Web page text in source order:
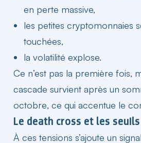
en perte massive,
les petites cryptomonnaies
touchées,
la volatilité explose.
Ce n’est pas la première fois,
cascade survient après un
octobre, ce qui accentue le
Le death cross et les
À ces tensions s’ajoute un